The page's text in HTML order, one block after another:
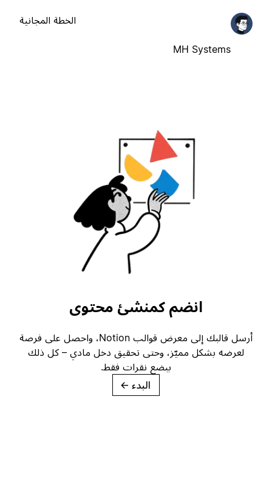
MH Systems
الخطة المجانية
انضم كمنشئ محتوى
أرسل قالبك إلى معرض قوالب Notion، واحصل على فرصة
لعرضه بشكل مميّز، وحتى تحقيق دخل مادي – كل ذلك
ببضع نقرات فقط.
→